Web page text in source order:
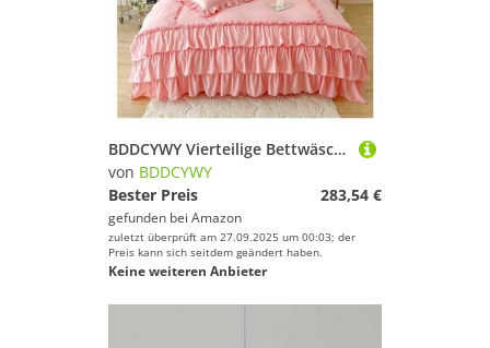
BDDCYWY Vierteilige Bettwäsche-Set Ruffle Queen Twin Gewaschene Mikrofaser-Bettwäsche Shabby Chic Bauernhaus Duvet Cover Kissen Shams Bett Vier Teile Set (Bianco-King 220x240 cm 3pcs
von BDDCYWY
Bester Preis
283,54 €
gefunden bei Amazon
zuletzt überprüft am 27.09.2025 um 00:03; der
Preis kann sich seitdem geändert haben.
Keine weiteren Anbieter